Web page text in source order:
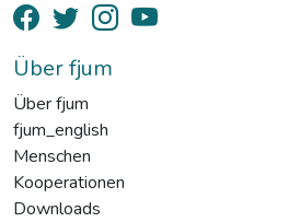
Über fjum
Über fjum
fjum_english
Menschen
Kooperationen
Downloads